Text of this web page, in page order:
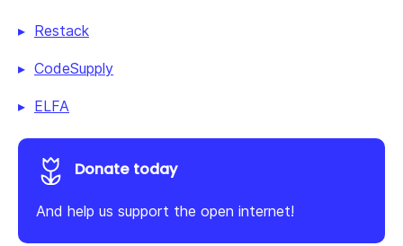
Restack
CodeSupply
ELFA
Donate today
And help us support the open internet!